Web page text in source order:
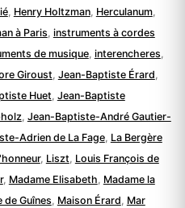
, Henry Holtzman, Herculanum,
à Paris, instruments à cordes
de musique, interencheres,
Giroust, Jean-Baptiste Érard,
Huet, Jean-Baptiste
, Jean-Baptiste-André Gautier-
Adrien de La Fage, La Bergère
, Liszt, Louis François de
, Madame Elisabeth, Madame la
de Guînes, Maison Érard, Mar